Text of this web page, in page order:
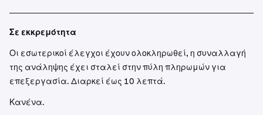
Σε εκκρεμότητα
Οι εσωτερικοί έλεγχοι έχουν ολοκληρωθεί, η συναλλαγή
της ανάληψης έχει σταλεί στην πύλη πληρωμών για
επεξεργασία. Διαρκεί έως 10 λεπτά.
Κανένα.